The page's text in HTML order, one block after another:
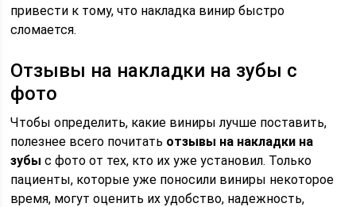
привести к тому, что накладка винир быстро
сломается.
Отзывы на накладки на зубы с
фото
Чтобы определить, какие виниры лучше поставить,
полезнее всего почитать отзывы на накладки на
зубы с фото от тех, кто их уже установил. Только
пациенты, которые уже поносили виниры некоторое
время, могут оценить их удобство, надежность,